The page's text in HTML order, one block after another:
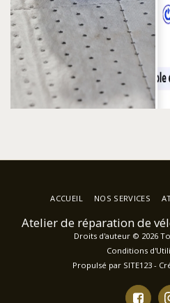
Atelier de réparation de
Droits d'auteur © 2026
Conditions
Propulsé par SITE123-
ACCUEIL NOS SERVICES